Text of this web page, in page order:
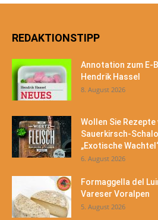
REDAKTIONSTIPP
Annotation zum E-
Hendrik Hassel
8. August 2026
Wollen Sie Rezepte
Sauerkirsch-
„Exotische
6. August 2026
Formaggella del
Vareser Voralpen
5. August 2026